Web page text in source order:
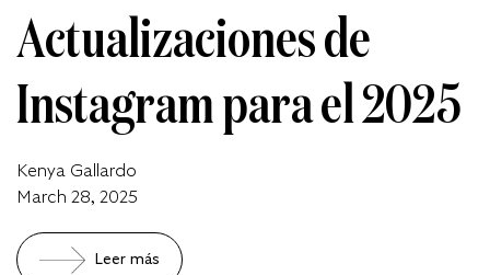
Actualizaciones de
Instagram para el 2025
Kenya Gallardo
March 28, 2025
Leer más